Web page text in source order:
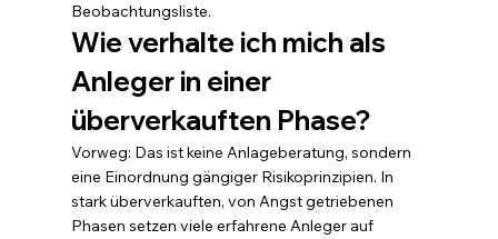
Beobachtungsliste.
Wie verhalte ich mich als
Anleger in einer
überverkauften Phase?
Vorweg: Das ist keine Anlageberatung, sondern
eine Einordnung gängiger Risikoprinzipien. In
stark überverkauften, von Angst getriebenen
Phasen setzen viele erfahrene Anleger auf